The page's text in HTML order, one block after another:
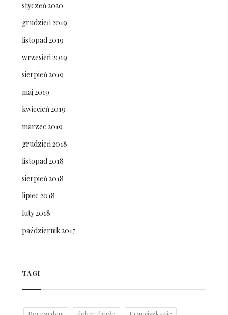
styczeń 2020
grudzień 2019
listopad 2019
wrzesień 2019
sierpień 2019
maj 2019
kwiecień 2019
marzec 2019
grudzień 2018
listopad 2018
sierpień 2018
lipiec 2018
luty 2018
październik 2017
TAGI